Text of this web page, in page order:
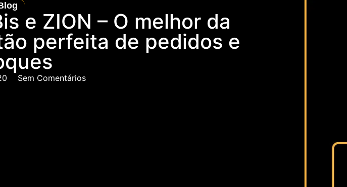
e ZION – O melhor da
perfeita de pedidos e
Sem Comentários